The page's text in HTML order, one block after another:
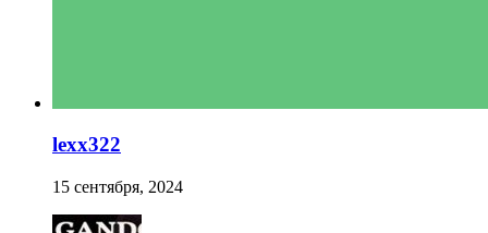
lexx322
15 сентября, 2024